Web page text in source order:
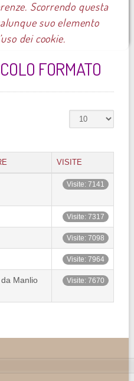
Scorrendo questa
suo elemento
dei cookie.
FORMATO
VISITE
Visite: 7141
Visite: 7317
Visite: 7098
Visite: 7964
Manlio
Visite: 7670